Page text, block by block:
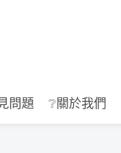
問題 ❔關於我們